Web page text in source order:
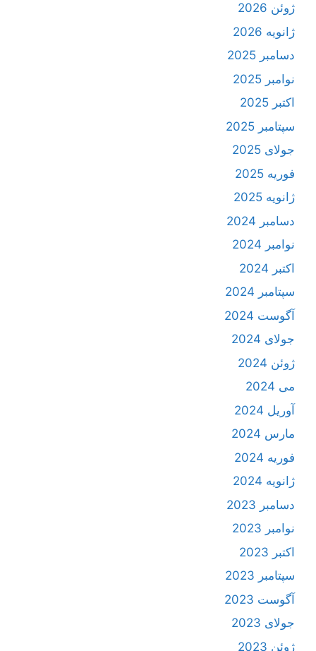
ژوئن 2026
ژانویه 2026
دسامبر 2025
نوامبر 2025
اکتبر 2025
سپتامبر 2025
جولای 2025
فوریه 2025
ژانویه 2025
دسامبر 2024
نوامبر 2024
اکتبر 2024
سپتامبر 2024
آگوست 2024
جولای 2024
ژوئن 2024
می 2024
آوریل 2024
مارس 2024
فوریه 2024
ژانویه 2024
دسامبر 2023
نوامبر 2023
اکتبر 2023
سپتامبر 2023
آگوست 2023
جولای 2023
ژوئن 2023